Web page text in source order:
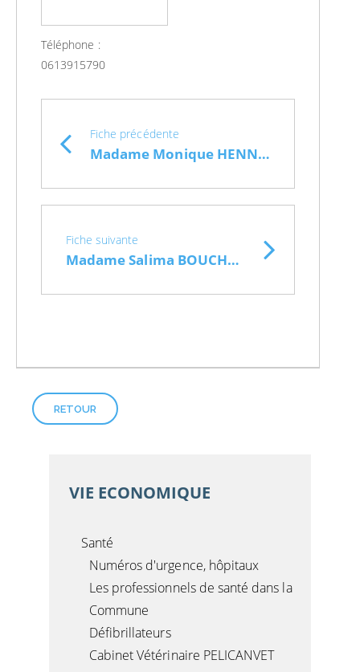
Téléphone :
0613915790
Fiche précédente
Madame Monique HENNEBELLE (infirmière)
Fiche suivante
Madame Salima BOUCHAREB (infirmière)
RETOUR
VIE ECONOMIQUE
Santé
Numéros d'urgence, hôpitaux
Les professionnels de santé dans la
Commune
Défibrillateurs
Cabinet Vétérinaire PELICANVET